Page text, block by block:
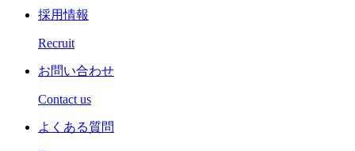
採用情報
Recruit
お問い合わせ
Contact us
よくある質問